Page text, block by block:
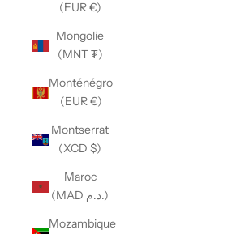
(EUR €)
Mongolie
(MNT ₮)
Monténégro
(EUR €)
Montserrat
(XCD $)
Maroc
(MAD د.م.)
Mozambique